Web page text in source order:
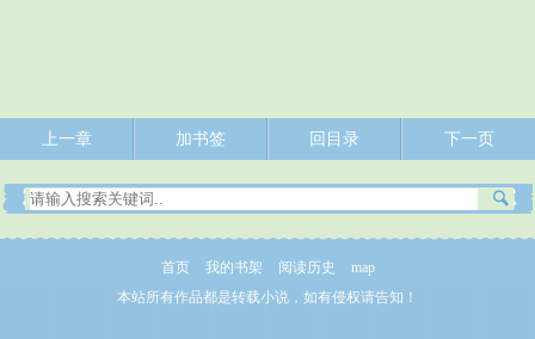
上一章 加书签 回目录 下一页
首页 我的书架 阅读历史
map
本站所有作品都是转载小说，如有侵权请告知！